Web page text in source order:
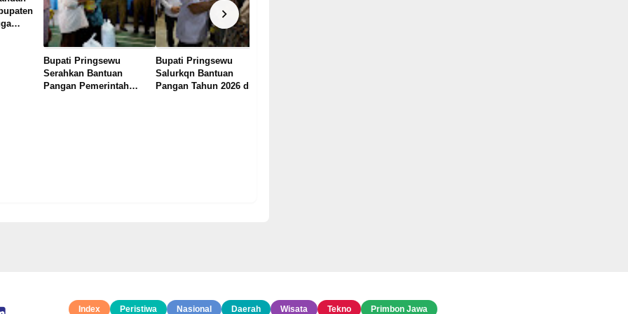
Bupati Pringsewu
Serahkan Bantuan
Pangan Pemerintah
Bupati Pringsewu
Salurkqn Bantuan
Pangan Tahun 2026 di
Index Peristiwa Nasional Daerah Wisata Tekno Primbon Jawa